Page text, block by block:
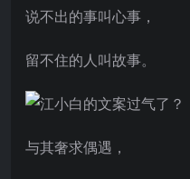
说不出的事叫心事，
留不住的人叫故事。
与其奢求偶遇，